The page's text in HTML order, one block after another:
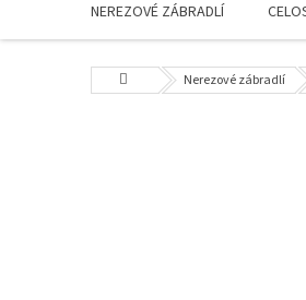
NEREZOVÉ ZÁBRADLÍ
Domů Nerezové zábradlí